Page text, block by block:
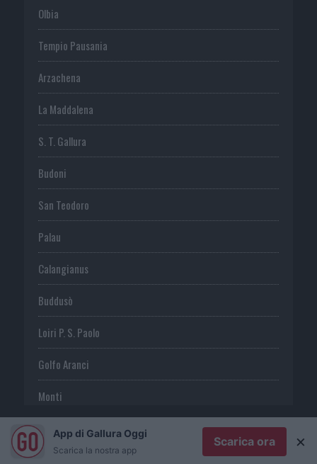
Olbia
Tempio Pausania
Arzachena
La Maddalena
S. T. Gallura
Budoni
San Teodoro
Palau
Calangianus
Buddusò
Loiri P. S. Paolo
Golfo Aranci
Monti
Telti
S. Antonio di G.
App di Gallura Oggi
Scarica la nostra app
Scarica ora ×